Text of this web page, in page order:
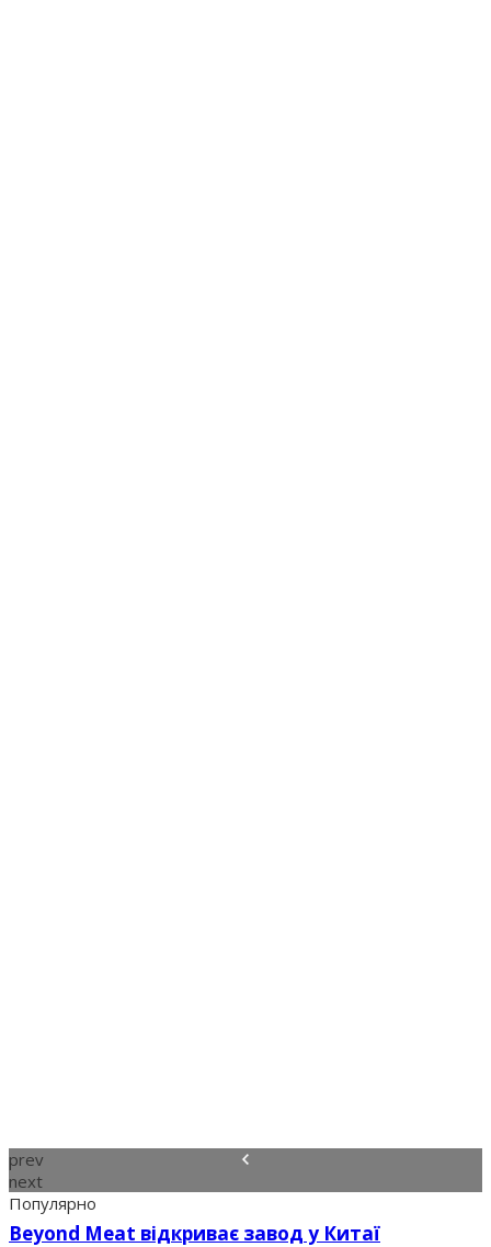
prev
next
Популярно
Beyond Meat відкриває завод у Китаї